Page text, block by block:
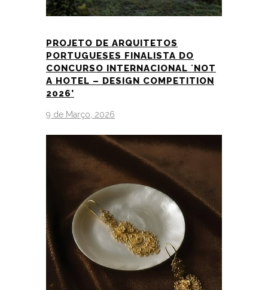
PROJETO DE ARQUITETOS
PORTUGUESES FINALISTA DO
CONCURSO INTERNACIONAL ´NOT
A HOTEL – DESIGN COMPETITION
2026’
9 de Março, 2026